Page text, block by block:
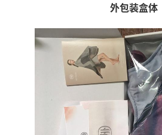
外包装盒体